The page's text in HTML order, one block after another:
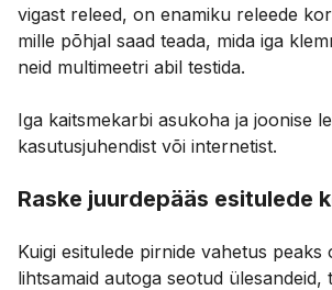
vigast releed, on enamiku releede
mille põhjal saad teada, mida iga
neid multimeetri abil testida.
Iga kaitsmekarbi asukoha ja joonise
kasutusjuhendist või internetist.
Raske juurdepääs esitulede
Kuigi esitulede pirnide vahetus peaks
lihtsamaid autoga seotud ülesandeid,